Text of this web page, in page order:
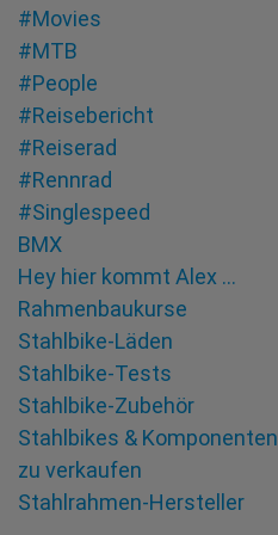
#Movies
#MTB
#People
#Reisebericht
#Reiserad
#Rennrad
#Singlespeed
BMX
Hey hier kommt Alex …
Rahmenbaukurse
Stahlbike-Läden
Stahlbike-Tests
Stahlbike-Zubehör
Stahlbikes & Komponenten
zu verkaufen
Stahlrahmen-Hersteller